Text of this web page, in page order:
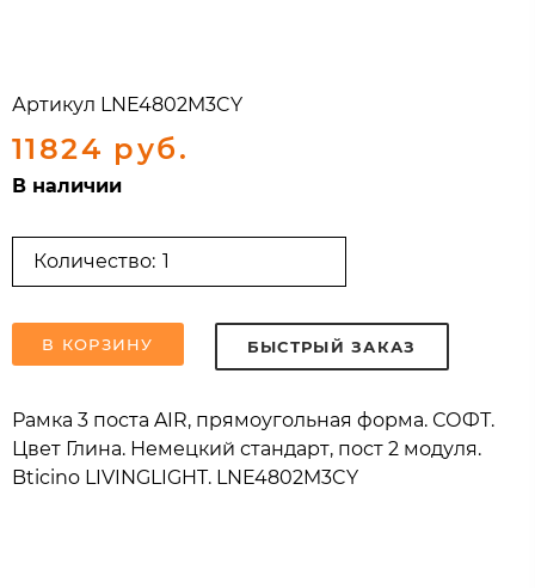
Артикул LNE4802M3CY
11824 руб.
В наличии
Количество:
В КОРЗИНУ БЫСТРЫЙ ЗАКАЗ
Рамка 3 поста AIR, прямоугольная форма. СОФТ.
Цвет Глина. Немецкий стандарт, пост 2 модуля.
Bticino LIVINGLIGHT. LNE4802M3CY